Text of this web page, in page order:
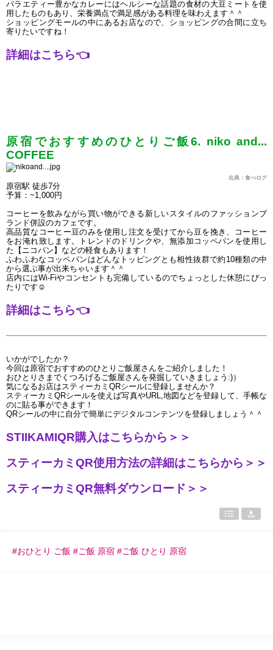
バラエティー豊かなカレーにはヘルシーな話題の食材の大豆ミートを使
用したものもあり、栄養満点で満足感がある料理を味わえます＾＾
ショッピングモールの中にあるお店なので、ショッピングの合間に立ち
寄りたいですね！
詳細はこちら👈
原宿でおすすめのひとりご飯6. niko and...
COFFEE
出典：食べログ
原宿駅 徒歩7分
予算：~1,000円
コーヒーを飲みながら買い物ができる新しいスタイルのファッションブ
ランド併設のカフェです。
高品質なコーヒー豆のみを使用し注文を受けてから豆を挽き、コーヒー
をお淹れ致します。トレンドのドリンクや、無添加コッペパンを使用し
た【ニコパン】などの軽食もあります！
ふわふわなコッペパンはどんなトッピングとも相性抜群で約10種類の中
から選ぶ事が出来ちゃいます＾＾
店内にはWi-Fiやコンセントも完備しているのでちょっとした休憩にぴっ
たりです ☺
詳細はこちら👈
いかがでしたか？
今回は原宿でおすすめのひとりご飯屋さんをご紹介しました！
おひとりさまでくつろげるご飯屋さんを発掘していきましょう:)）
気になるお店はスティーカミQRシールに登録しませんか？
スティーカミQRシールを使えば写真やURL,地図などを登録して、手帳な
のに貼る事ができます！
QRシールの中に自分で簡単にデジタルコンテンツを登録しましょう＾＾
STIIKAMIQR購入はこちらから＞＞
スティーカミQR使用方法の詳細はこちらから＞＞
スティーカミQR無料ダウンロード＞＞
#おひとり ご飯 #ご飯 原宿 #ご飯 ひとり 原宿